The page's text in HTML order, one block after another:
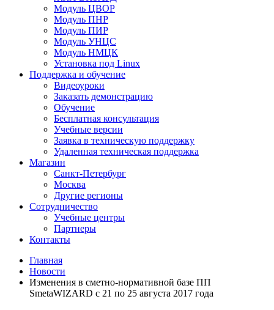
Модуль ЦВОР
Модуль ПНР
Модуль ПИР
Модуль УНЦС
Модуль НМЦК
Установка под Linux
Поддержка и обучение
Видеоуроки
Заказать демонстрацию
Обучение
Бесплатная консультация
Учебные версии
Заявка в техническую поддержку
Удаленная техническая поддержка
Магазин
Санкт-Петербург
Москва
Другие регионы
Сотрудничество
Учебные центры
Партнеры
Контакты
Главная
Новости
Изменения в сметно-нормативной базе ПП
SmetaWIZARD с 21 по 25 августа 2017 года